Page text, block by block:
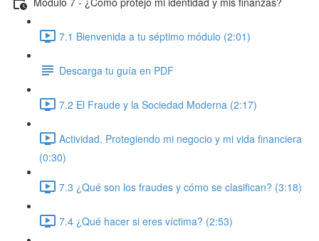
7.1 Bienvenida a tu séptimo módulo (2:01)
Descarga tu guía en PDF
7.2 El Fraude y la Sociedad Moderna (2:17)
Actividad. Protegiendo mi negocio y mi vida financiera
(0:30)
7.3 ¿Qué son los fraudes y cómo se clasifican? (3:18)
7.4 ¿Qué hacer si eres víctima? (2:53)